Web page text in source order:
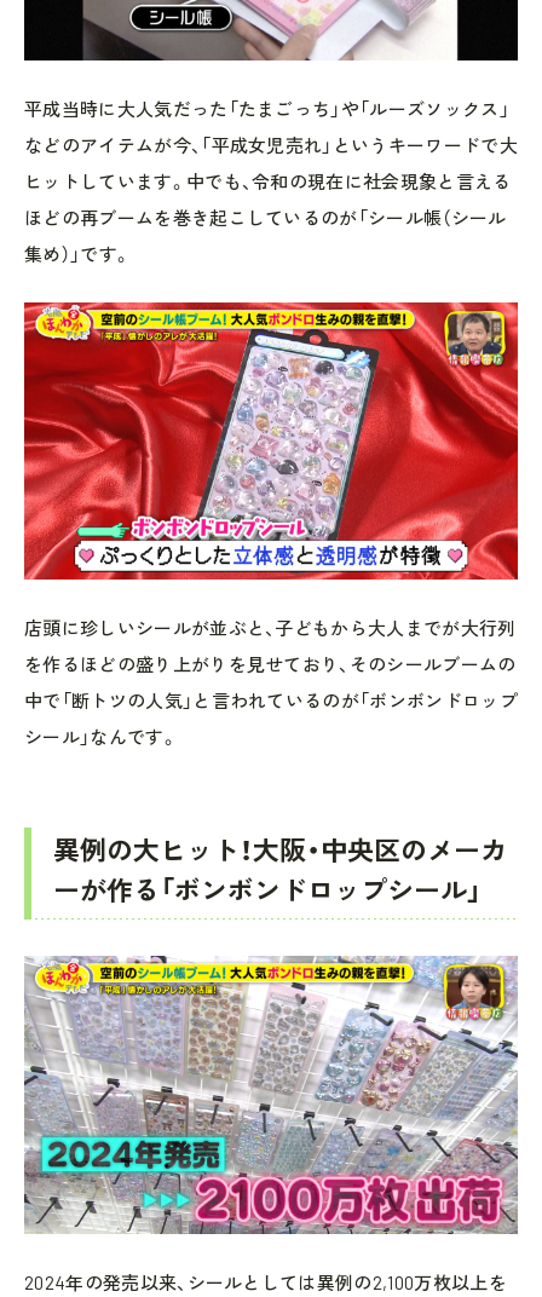
平成当時に大人気だった「たまごっち」や「ルーズソックス」
などのアイテムが今、「平成女児売れ」というキーワードで大
ヒットしています。中でも、令和の現在に社会現象と言える
ほどの再ブームを巻き起こしているのが「シール帳（シール
集め）」です。
店頭に珍しいシールが並ぶと、子どもから大人までが大行列
を作るほどの盛り上がりを見せており、そのシールブームの
中で「断トツの人気」と言われているのが「ボンボンドロップ
シール」なんです。
異例の大ヒット！大阪・中央区のメーカ
ーが作る「ボンボンドロップシール」
2024年の発売以来、シールとしては異例の2,100万枚以上を